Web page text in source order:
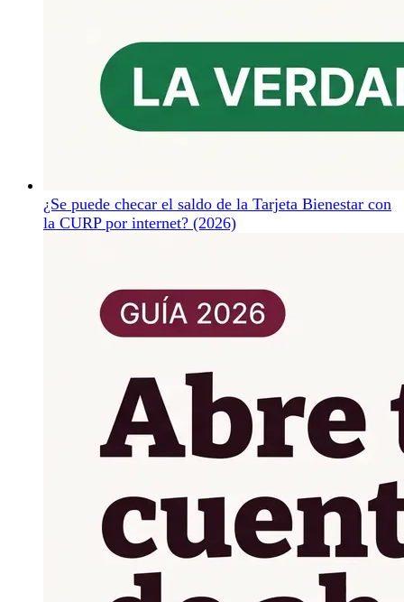
¿Se puede checar el saldo de la Tarjeta Bienestar con
la CURP por internet? (2026)